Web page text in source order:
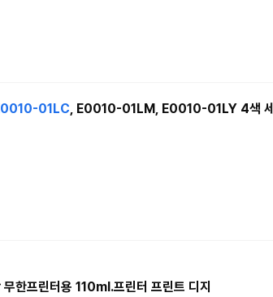
01LC, E0010-01LM, E0010-01LY 4색 세
한프린터용 110ml.프린터 프린트 디지